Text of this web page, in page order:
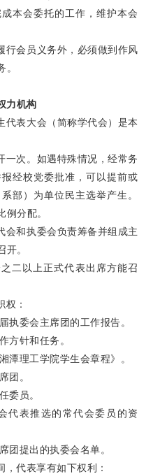
本会委托的工作，维护本会
会员义务外，必须做到作风
。
力机构
表大会（简称学代会）是本
次。如遇特殊情况，经常务
经校党委批准，可以提前或
部）为单位民主选举产生。
例分配。
和执委会负责筹备并组成主
开。
二以上正式代表出席方能召
：
执委会主席团的工作报告。
方针和任务。
潭理工学院学生会章程》。
团。
委员。
代表推选的常代会委员的资
团提出的执委会名单。
代表享有如下权利：